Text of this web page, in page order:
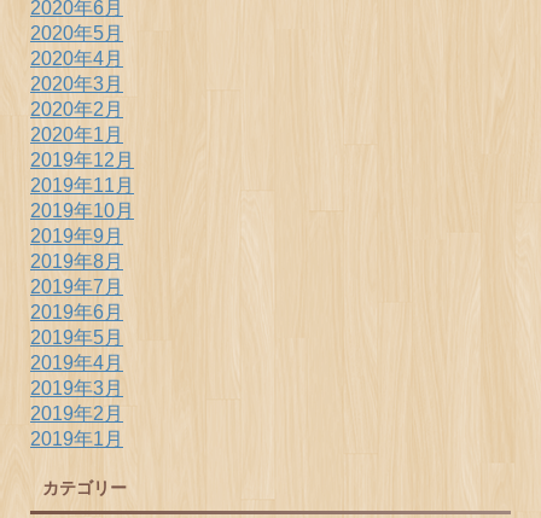
2020年6月
2020年5月
2020年4月
2020年3月
2020年2月
2020年1月
2019年12月
2019年11月
2019年10月
2019年9月
2019年8月
2019年7月
2019年6月
2019年5月
2019年4月
2019年3月
2019年2月
2019年1月
カテゴリー